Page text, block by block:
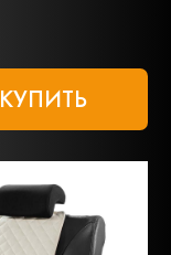
КУПИТЬ